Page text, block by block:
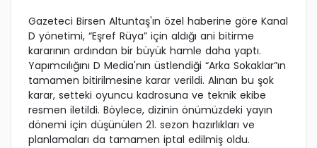
Gazeteci Birsen Altuntaş'ın özel haberine göre Kanal
D yönetimi, “Eşref Rüya” için aldığı ani bitirme
kararının ardından bir büyük hamle daha yaptı.
Yapımcılığını D Media'nın üstlendiği “Arka Sokaklar”ın
tamamen bitirilmesine karar verildi. Alınan bu şok
karar, setteki oyuncu kadrosuna ve teknik ekibe
resmen iletildi. Böylece, dizinin önümüzdeki yayın
dönemi için düşünülen 21. sezon hazırlıkları ve
planlamaları da tamamen iptal edilmiş oldu.